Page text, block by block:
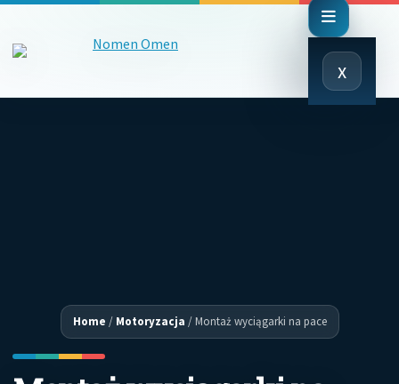
x
Close
Menu
Home / Motoryzacja /Montaż wyciągarki na pace